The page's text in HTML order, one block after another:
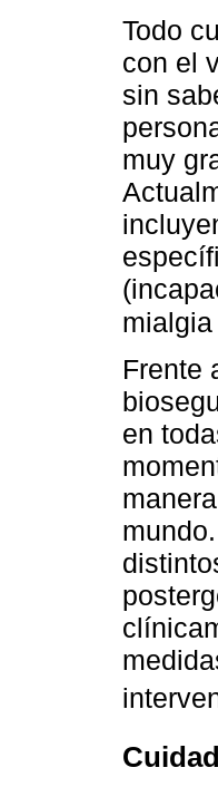
Todo
con el
sin
muy
Frente
en